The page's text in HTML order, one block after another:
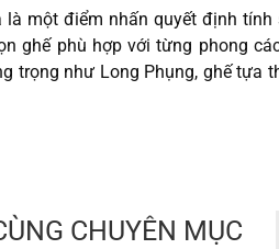
là một điểm nhấn quyết định
ghế phù hợp với từng phong
trọng như Long Phụng, ghế tựa
CHUYÊN MỤC